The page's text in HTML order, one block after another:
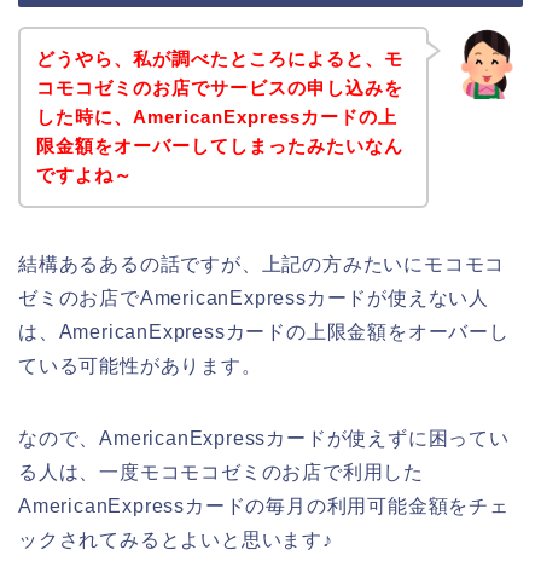
どうやら、私が調べたところによると、モ
コモコゼミのお店でサービスの申し込みを
した時に、AmericanExpressカードの上
限金額をオーバーしてしまったみたいなん
ですよね～
結構あるあるの話ですが、上記の方みたいにモコモコ
ゼミのお店でAmericanExpressカードが使えない人
は、AmericanExpressカードの上限金額をオーバーし
ている可能性があります。
なので、AmericanExpressカードが使えずに困ってい
る人は、一度モコモコゼミのお店で利用した
AmericanExpressカードの毎月の利用可能金額をチェ
ックされてみるとよいと思います♪